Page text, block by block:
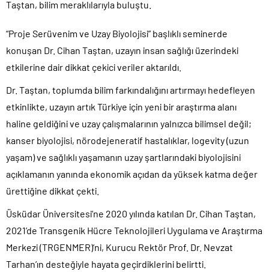
Taştan, bilim meraklılarıyla buluştu.
“Proje Serüvenim ve Uzay Biyolojisi” başlıklı seminerde
konuşan Dr. Cihan Taştan, uzayın insan sağlığı üzerindeki
etkilerine dair dikkat çekici veriler aktarıldı.
Dr. Taştan, toplumda bilim farkındalığını artırmayı hedefleyen
etkinlikte, uzayın artık Türkiye için yeni bir araştırma alanı
haline geldiğini ve uzay çalışmalarının yalnızca bilimsel değil;
kanser biyolojisi, nörodejeneratif hastalıklar, logevity (uzun
yaşam) ve sağlıklı yaşamanın uzay şartlarındaki biyolojisini
açıklamanın yanında ekonomik açıdan da yüksek katma değer
ürettiğine dikkat çekti.
Üsküdar Üniversitesi’ne 2020 yılında katılan Dr. Cihan Taştan,
2021’de Transgenik Hücre Teknolojileri Uygulama ve Araştırma
Merkezi (TRGENMER)’ni, Kurucu Rektör Prof. Dr. Nevzat
Tarhan’ın desteğiyle hayata geçirdiklerini belirtti.